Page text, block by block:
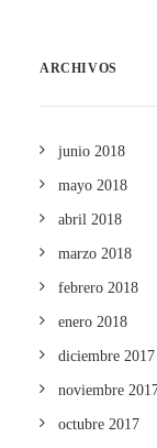
ARCHIVOS
junio 2018
mayo 2018
abril 2018
marzo 2018
febrero 2018
enero 2018
diciembre 2017
noviembre
octubre 2017